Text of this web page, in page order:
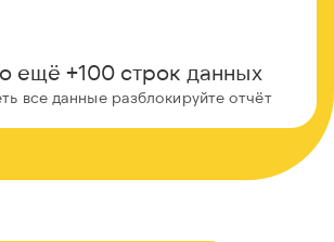
ещё +100 строк данных
все данные разблокируйте отчёт